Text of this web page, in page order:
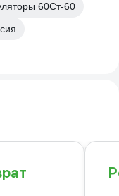
60Ст-60